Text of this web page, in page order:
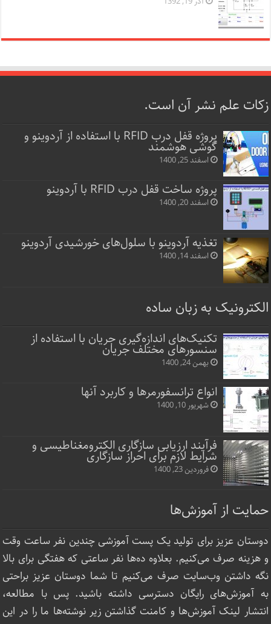
زکات علم نشر آن است.
پروژه قفل‌ درب RFID با استفاده از آردوینو و
گوشی هوشمند
اسفند 25, 1400
پروژه ساخت قفل‌ درب RFID با آردوینو
اسفند 20, 1400
تغذیه آردوینو با سلول‌های خورشیدی آردوینو
اسفند 14, 1400
الکترونیک به زبان ساده
تکنیک‌های اندازه‌گیری جریان با استفاده از
سنسورهای مختلف جریان
بهمن 24, 1400
انواع ترانسفورمرها و کاربرد آنها
شهریور 10, 1400
فرآیند ارزیابی سازگاری الکترومغناطیسی و
شرایط لازم برای احراز سازگاری
فروردین 23, 1400
حمایت از آموزش‌ها
دوستان عزیز برای تولید یک پست آموزشی چندین نفر ساعت‌ وقت
و هزینه صرف می‌کنیم. بعلاوه ده‌ها نفر ساعتی که هفتگی برای بالا
نگه داشتن وب‌سایت صرف ‌می‌کنیم تا شما دوستان عزیز براحتی
به آموزش‌های رایگان دسترسی داشته باشید. پس با مطالعه،
انتشار لینک‌ آموزش‌ها و کامنت گذاشتن زیر نوشته‌‌ها ما را در این